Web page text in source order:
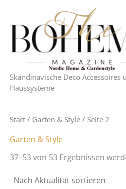
springen
Skandinavische Deco Accessoires
Haussysteme
Start / Garten & Style / Seite 2
Garten & Style
37–53 von 53 Ergebnissen